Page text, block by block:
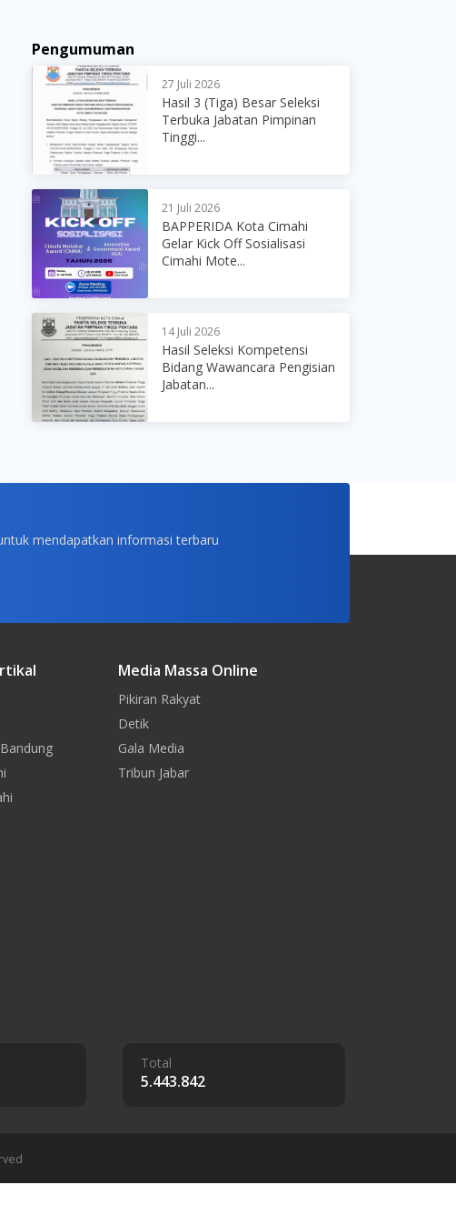
Pengumuman
27 Juli 2026
Hasil 3 (Tiga) Besar Seleksi
Terbuka Jabatan Pimpinan
Tinggi...
21 Juli 2026
BAPPERIDA Kota Cimahi
Gelar Kick Off Sosialisasi
Cimahi Mote...
14 Juli 2026
Hasil Seleksi Kompetensi
Bidang Wawancara Pengisian
Jabatan...
mendapatkan informasi terbaru
Media Massa Online
Pikiran Rakyat
Detik
Gala Media
Tribun Jabar
Total
5.443.842